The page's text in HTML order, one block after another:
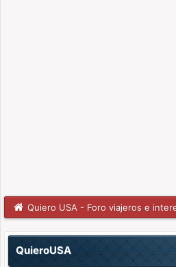
Quiero USA - Foro viajeros e
QuieroUSA